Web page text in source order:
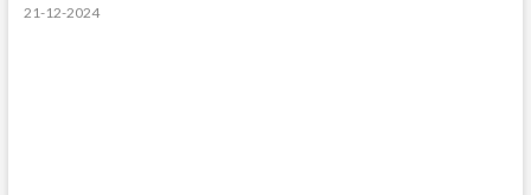
21-12-2024